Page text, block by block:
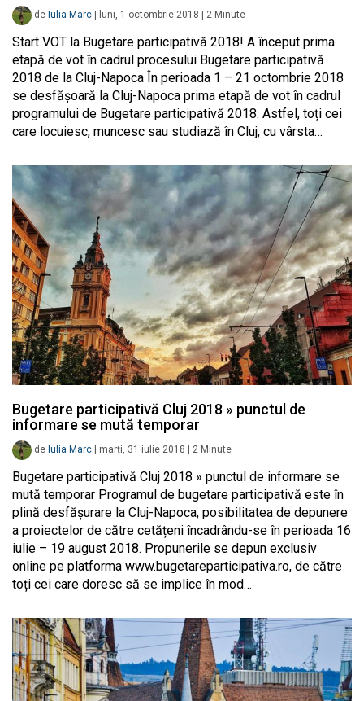
de Iulia Marc luni, 1 octombrie 2018 2 Minute
Start VOT la Bugetare participativă 2018! A început prima
etapă de vot în cadrul procesului Bugetare participativă
2018 de la Cluj-Napoca În perioada 1 – 21 octombrie 2018
se desfășoară la Cluj-Napoca prima etapă de vot în cadrul
programului de Bugetare participativă 2018. Astfel, toți cei
care locuiesc, muncesc sau studiază în Cluj, cu vârsta…
Bugetare participativă Cluj 2018 » punctul de
informare se mută temporar
de Iulia Marc marți, 31 iulie 2018 2 Minute
Bugetare participativă Cluj 2018 » punctul de informare se
mută temporar Programul de bugetare participativă este în
plină desfășurare la Cluj-Napoca, posibilitatea de depunere
a proiectelor de către cetățeni încadrându-se în perioada 16
iulie – 19 august 2018. Propunerile se depun exclusiv
online pe platforma www.bugetareparticipativa.ro, de către
toți cei care doresc să se implice în mod…